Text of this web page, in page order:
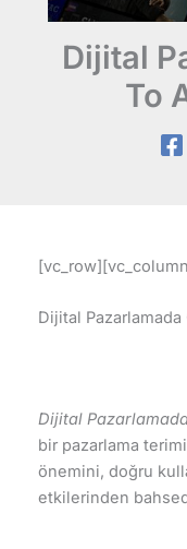
Dijital
To
Dijital
Dijital
bir pazarlama
önemini, doğru
etkilerinden